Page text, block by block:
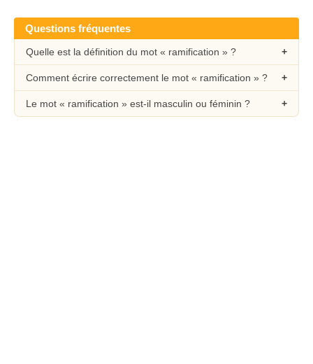
Questions fréquentes
Quelle est la définition du mot « ramification » ?
Comment écrire correctement le mot « ramification » ?
Le mot « ramification » est-il masculin ou féminin ?